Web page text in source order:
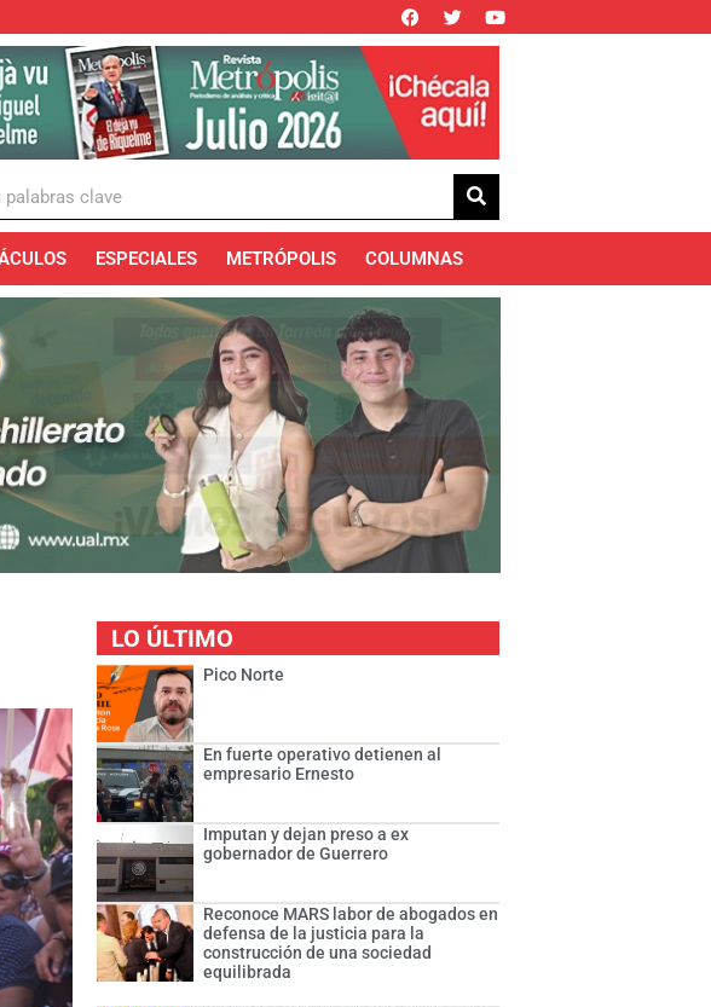
ESPECIALES METRÓPOLIS COLUMNAS
LO ÚLTIMO
Pico Norte
En fuerte operativo detienen al
empresario Ernesto
Imputan y dejan preso a ex
gobernador de Guerrero
Reconoce MARS labor de abogados en
defensa de la justicia para la
construcción de una sociedad
equilibrada